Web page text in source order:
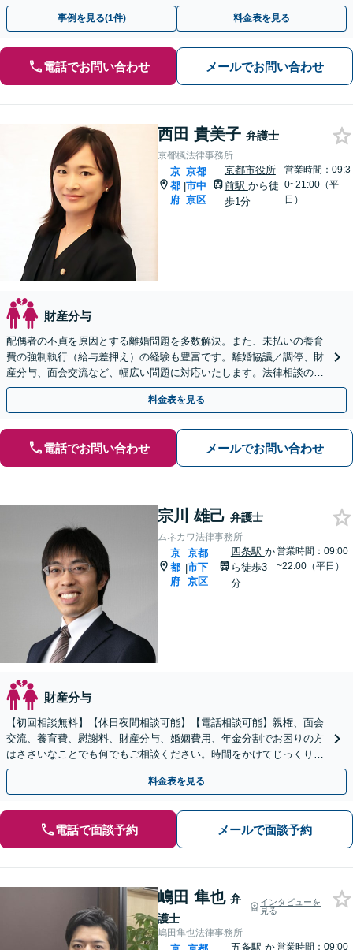
倫相談は初回0円】【京都府全域対応】
事例を見る(1件) 料金表を見る
電話でお問い合わせ メールでお問い合わせ
西田 貴美子 弁護士
京都楓法律事務所
京
都
府
|
京都
市中
京区
京都市役所
前駅 から徒
歩1分
営業時間：09:3
0~21:00（平
日）
財産分与
配偶者の不貞を原因とする離婚問題を多数解決。また、未払いの養育
費の強制執行（給与差押え）の経験も豊富です。離婚協議／調停、財
産分与、面会交流など、幅広い問題に対応いたします。法律相談のみ
でもお気軽にご利用ください【京都市役所前駅1分】
料金表を見る
電話でお問い合わせ メールでお問い合わせ
宗川 雄己 弁護士
ムネカワ法律事務所
京
都
府
|
京都
市下
京区
四条駅 か
ら徒歩3
分
営業時間：09:00
~22:00（平日）
財産分与
【初回相談無料】【休日夜間相談可能】【電話相談可能】親権、面会
交流、養育費、慰謝料、財産分与、婚姻費用、年金分割でお困りの方
はささいなことでも何でもご相談ください。時間をかけてじっくりと
お話を伺い、未来に向けての再出発をサポートいたします。
料金表を見る
電話で面談予約 メールで面談予約
嶋田 隼也 弁
護士
インタビューを
見る
嶋田隼也法律事務所
五条駅 か営業時間：09:00